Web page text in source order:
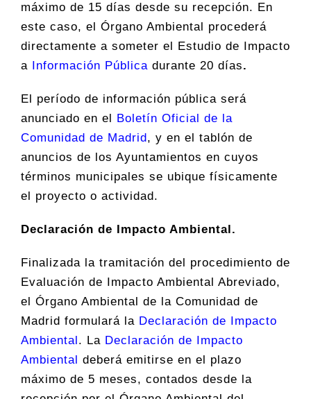
máximo de 15 días desde su recepción. En
este caso, el Órgano Ambiental procederá
directamente a someter el Estudio de Impacto
a
Información Públicadurante 20 días.
El período de información pública será
anunciado en el
Boletín Oficial de la
Comunidad de Madrid , y en el tablón de
anuncios de los Ayuntamientos en cuyos
términos municipales se ubique físicamente
el proyecto o actividad.
Declaración de Impacto Ambiental.
Finalizada la tramitación del procedimiento de
Evaluación de Impacto Ambiental Abreviado,
el Órgano Ambiental de la Comunidad de
Madrid formulará la Declaración de Impacto
Ambiental . La Declaración de Impacto
Ambiental deberá emitirse en el plazo
máximo de 5 meses, contados desde la